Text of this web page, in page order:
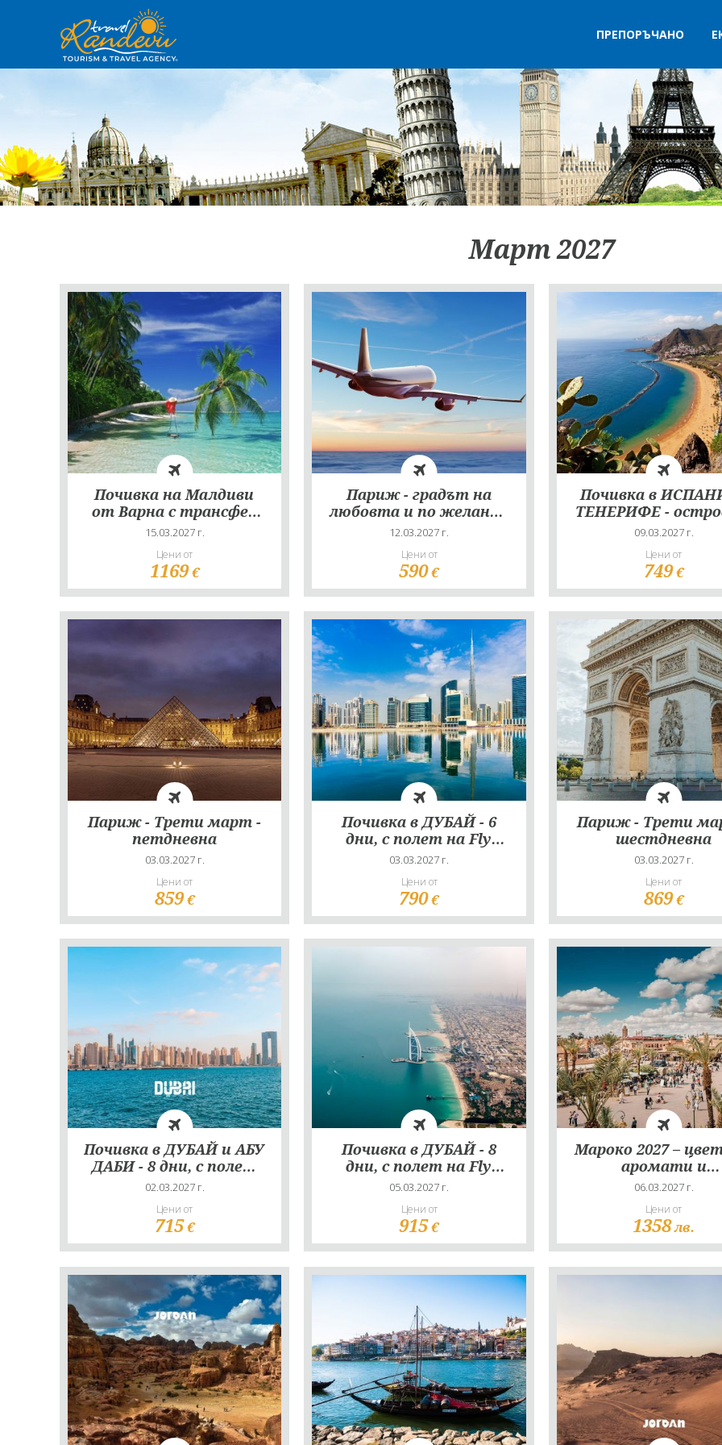
ПРЕПОРЪЧАНО
Март 2027
Почивка на Малдиви
от Варна с трансфер
по избор - 10 нощувки
15.03.2027 г.
Цени от
1169€
Париж - градът на
любовта и по желание
Дисниленд
12.03.2027 г.
Цени от
590€
Почивка в
ТЕНЕРИФЕ -
на вечното
09.03.2027 г.
Цени от
749€
Париж - Трети март -
петдневна
03.03.2027 г.
Цени от
859€
Почивка в ДУБАЙ - 6
дни, с полет на Fly
Dubai!
03.03.2027 г.
Цени от
790€
Париж - Трети
шестдневна
03.03.2027 г.
Цени от
869€
Почивка в ДУБАЙ и АБУ
ДАБИ - 8 дни, с полет
на Wizz Air!
02.03.2027 г.
Цени от
715€
Почивка в ДУБАЙ - 8
дни, с полет на Fly
Dubai!
05.03.2027 г.
Цени от
915€
Мароко 2027 –
аромати и
приключения - 7
полет от София
06.03.2027 г.
Цени от
1358лв.